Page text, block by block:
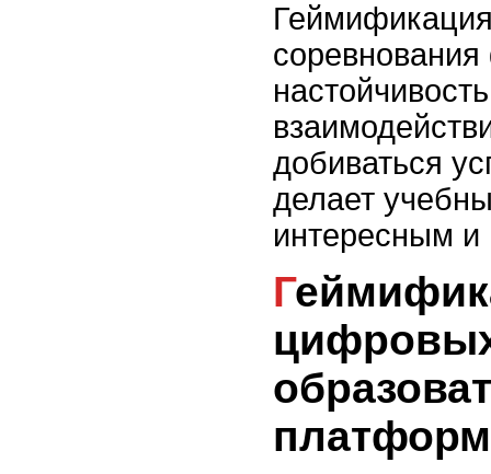
добиваться
делает
интересным и
Геймификация в